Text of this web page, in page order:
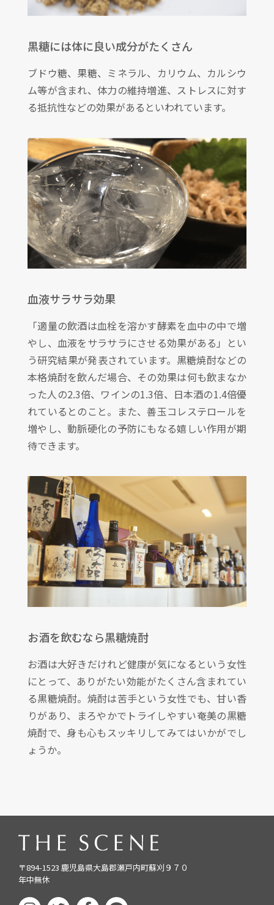
黒糖には体に良い成分がたくさん
ブドウ糖、果糖、ミネラル、カリウム、カルシウ
ム等が含まれ、体力の維持増進、ストレスに対す
る抵抗性などの効果があるといわれています。
血液サラサラ効果
「適量の飲酒は血栓を溶かす酵素を血中の中で増
やし、血液をサラサラにさせる効果がある」とい
う研究結果が発表されています。黒糖焼酎などの
本格焼酎を飲んだ場合、その効果は何も飲まなか
った人の2.3倍、ワインの1.3倍、日本酒の1.4倍優
れているとのこと。また、善玉コレステロールを
増やし、動脈硬化の予防にもなる嬉しい作用が期
待できます。
お酒を飲むなら黒糖焼酎
お酒は大好きだけれど健康が気になるという女性
にとって、ありがたい効能がたくさん含まれてい
る黒糖焼酎。焼酎は苦手という女性でも、甘い香
りがあり、まろやかでトライしやすい奄美の黒糖
焼酎で、身も心もスッキリしてみてはいかがでし
ょうか。
〒894-1523 鹿児島県大島郡瀬戸内町蘇刈９７０
年中無休